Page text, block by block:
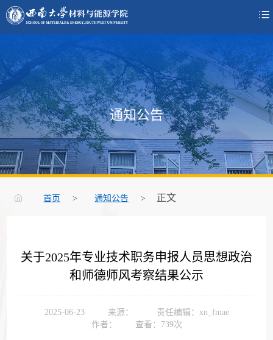

通知公告
首页 > 通知公告 > 正文
关于2025年专业技术职务申报人员思想政治
和师德师风考察结果公示
2025-06-23 来源：
责任编辑：xn_fmae
作者：
查看： 739次